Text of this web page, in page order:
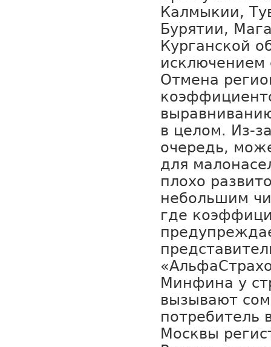
Калмыкии,
Бурятии,
Курганской
исключением
Отмена
в целом. Из-
очередь,
для
плохо
небольшим
где
Минфина у
вызывают
потребитель
Москвы